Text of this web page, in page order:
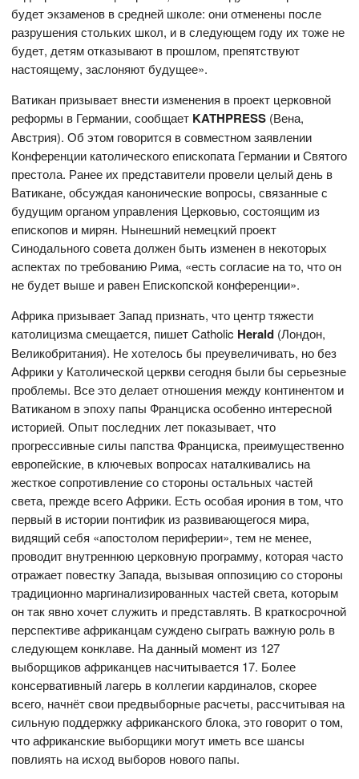
будет экзаменов в средней школе: они отменены после
разрушения стольких школ, и в следующем году их тоже не
будет, детям отказывают в прошлом, препятствуют
настоящему, заслоняют будущее».
Ватикан призывает внести изменения в проект церковной
реформы в Германии, сообщает KATHPRESS (Вена,
Австрия). Об этом говорится в совместном заявлении
Конференции католического епископата Германии и Святого
престола. Ранее их представители провели целый день в
Ватикане, обсуждая канонические вопросы, связанные с
будущим органом управления Церковью, состоящим из
епископов и мирян. Нынешний немецкий проект
Синодального совета должен быть изменен в некоторых
аспектах по требованию Рима, «есть согласие на то, что он
не будет выше и равен Епископской конференции».
Африка призывает Запад признать, что центр тяжести
католицизма смещается, пишет Catholic Herald (Лондон,
Великобритания). Не хотелось бы преувеличивать, но без
Африки у Католической церкви сегодня были бы серьезные
проблемы. Все это делает отношения между континентом и
Ватиканом в эпоху папы Франциска особенно интересной
историей. Опыт последних лет показывает, что
прогрессивные силы папства Франциска, преимущественно
европейские, в ключевых вопросах наталкивались на
жесткое сопротивление со стороны остальных частей
света, прежде всего Африки. Есть особая ирония в том, что
первый в истории понтифик из развивающегося мира,
видящий себя «апостолом периферии», тем не менее,
проводит внутреннюю церковную программу, которая часто
отражает повестку Запада, вызывая оппозицию со стороны
традиционно маргинализированных частей света, которым
он так явно хочет служить и представлять. В краткосрочной
перспективе африканцам суждено сыграть важную роль в
следующем конклаве. На данный момент из 127
выборщиков африканцев насчитывается 17. Более
консервативный лагерь в коллегии кардиналов, скорее
всего, начнёт свои предвыборные расчеты, рассчитывая на
сильную поддержку африканского блока, это говорит о том,
что африканские выборщики могут иметь все шансы
повлиять на исход выборов нового папы.